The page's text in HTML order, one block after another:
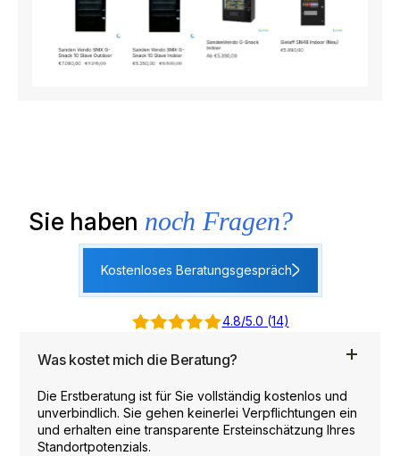
Sie haben noch Fragen?
Kostenloses Beratungsgespräch
4.8/5.0 (14)
Was kostet mich die Beratung?
Die Erstberatung ist für Sie vollständig kostenlos und
unverbindlich. Sie gehen keinerlei Verpflichtungen ein
und erhalten eine transparente Ersteinschätzung Ihres
Standortpotenzials.